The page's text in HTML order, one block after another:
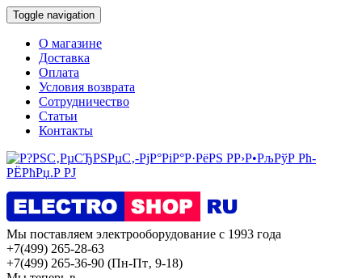
Toggle navigation
О магазине
Доставка
Оплата
Условия возврата
Сотрудничество
Статьи
Контакты
Мы поставляем электрооборудование с 1993 года
+7(499) 265-28-63
+7(499) 265-36-90 (Пн-Пт‚ 9-18)